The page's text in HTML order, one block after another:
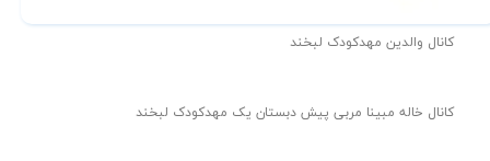
کانال والدین مهدکودک لبخند
کانال خاله مبینا مربی پیش دبستان یک مهدکودک لبخند